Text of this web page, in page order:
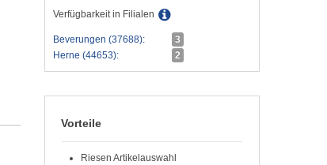
Verfügbarkeit in Filialen
Beverungen (37688):
3
Herne (44653):
2
Vorteile
Riesen Artikelauswahl